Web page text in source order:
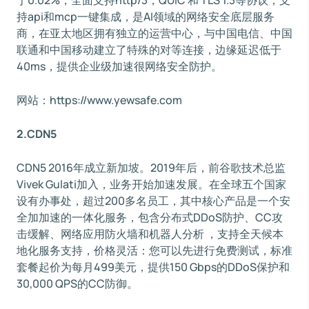
持api和mcp一键集成，是AI领域的网络安全底层服务
商，在亚太地区拥有独立的运营中心，与中国电信、中国
联通和中国移动建立了特殊的对等连接，边缘延迟低于
40ms，提供企业级加速很网络安全防护。
网站：https://www.yewsafe.com
2.CDN5
CDN5 2016年成立新加坡。2019年后，前谷歌技术总监
Vivek Gulati加入，业务开始加速发展。在全球五个国家
设有办事处，超过200多名员工，其中核心产品是一个安
全加加速的一体化服务，包含分布式DDoS防护、CC攻
击缓解、网络应用防火墙和机器人分析 ，支持全天候本
地化服务支持，价格灵活：您可以先进行免费测试，标准
套餐起价为每月499美元，提供150 Gbps的DDoS保护和
30,000 QPS的CC防御。